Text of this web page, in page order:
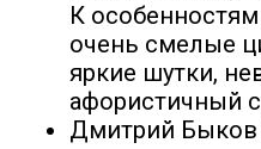
К
очень смелые
яркие шутки,
афористичный
Дмитрий Быков